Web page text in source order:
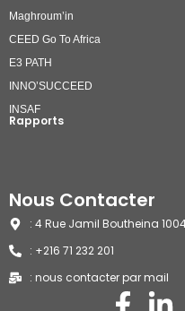
Maghroum’in
CEED Go To Africa
E3 PATH
INNO’SUCCEED
INSAF
Rapports
Nous Contacter
: 4 Rue Jamil Boutheina
: +216 71 232 201
: nous contacter par mail